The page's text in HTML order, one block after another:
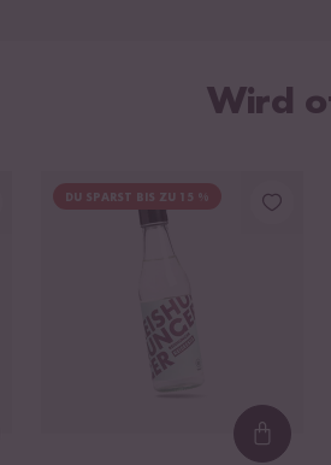
Wird
DU SPARST BIS ZU 15 %